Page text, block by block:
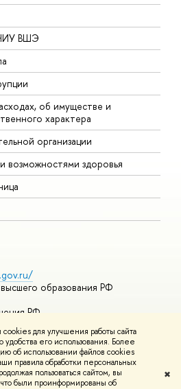
для улучшения работы сайта
его использования. Более
об использовании файлов cookies
правила обработки персональных
пользоваться сайтом, вы
были проинформированы об
✖
ВШЭ
об имуществе и
характера
организации
возможностями здоровья
образования РФ
РФ
курсы
и контактыУсловия